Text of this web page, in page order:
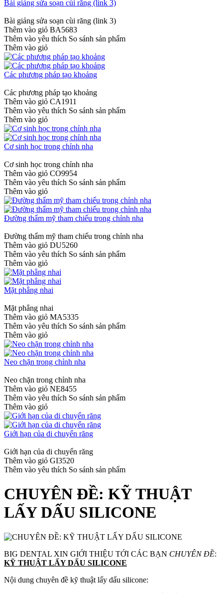
Bài giảng sửa soạn cùi răng (link 3)
Bài giảng sửa soạn cùi răng (link 3)
Thêm vào giỏ BA5683
Thêm vào yêu thích So sánh sản phẩm
Thêm vào giỏ
Các phương pháp tạo khoảng
Các phương pháp tạo khoảng
Thêm vào giỏ CA1911
Thêm vào yêu thích So sánh sản phẩm
Thêm vào giỏ
Cơ sinh học trong chỉnh nha
Cơ sinh học trong chỉnh nha
Thêm vào giỏ CO9954
Thêm vào yêu thích So sánh sản phẩm
Thêm vào giỏ
Đường thẩm mỹ tham chiếu trong chỉnh nha
Đường thẩm mỹ tham chiếu trong chỉnh nha
Thêm vào giỏ DU5260
Thêm vào yêu thích So sánh sản phẩm
Thêm vào giỏ
Mặt phẳng nhai
Mặt phẳng nhai
Thêm vào giỏ MA5335
Thêm vào yêu thích So sánh sản phẩm
Thêm vào giỏ
Neo chặn trong chỉnh nha
Neo chặn trong chỉnh nha
Thêm vào giỏ NE8455
Thêm vào yêu thích So sánh sản phẩm
Thêm vào giỏ
Giới hạn của di chuyển răng
Giới hạn của di chuyển răng
Thêm vào giỏ GI3520
Thêm vào yêu thích So sánh sản phẩm
CHUYÊN ĐỀ: KỸ THUẬT
LẤY DẤU SILICONE
BIG DENTAL XIN GIỚI THIỆU TỚI CÁC BẠN CHUYÊN ĐỀ:
KỸ THUẬT LẤY DẤU SILICONE
Nội dung chuyên đề kỹ thuật lấy dấu silicone: